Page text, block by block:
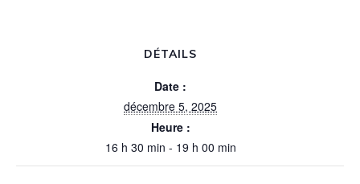
DÉTAILS
Date :
décembre 5, 2025
Heure :
16 h 30 min - 19 h 00 min